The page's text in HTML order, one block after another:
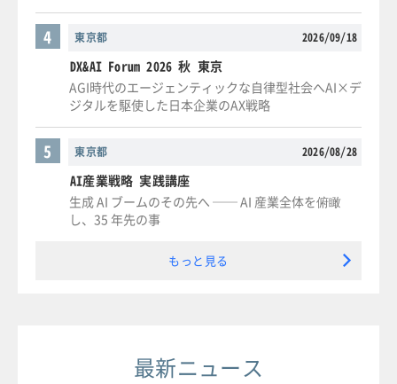
東京都 2026/09/18
4
DX&AI Forum 2026 秋 東京
AGI時代のエージェンティックな自律型社会へAI×デ
ジタルを駆使した日本企業のAX戦略
東京都 2026/08/28
5
AI産業戦略 実践講座
生成 AI ブームのその先へ ── AI 産業全体を俯瞰
し、35 年先の事
もっと見る
最新ニュース